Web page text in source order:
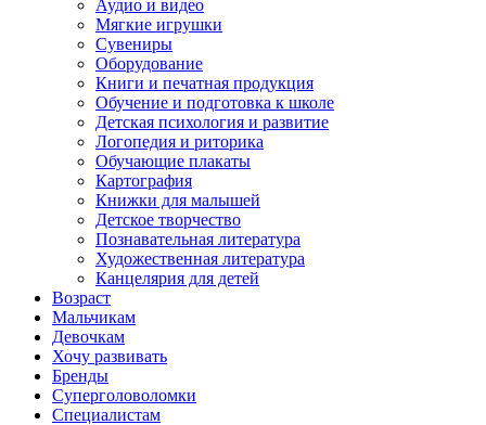
Аудио и видео
Мягкие игрушки
Сувениры
Оборудование
Книги и печатная продукция
Обучение и подготовка к школе
Детская психология и развитие
Логопедия и риторика
Обучающие плакаты
Картография
Книжки для малышей
Детское творчество
Познавательная литература
Художественная литература
Канцелярия для детей
Возраст
Мальчикам
Девочкам
Хочу развивать
Бренды
Суперголоволомки
Специалистам